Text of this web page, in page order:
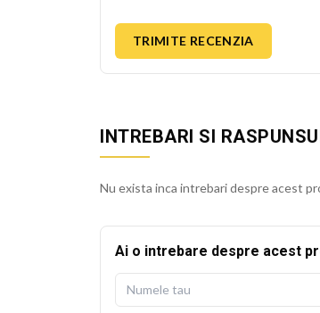
TRIMITE RECENZIA
INTREBARI SI
Nu exista inca intrebari despre acest
Ai o intrebare despre acest